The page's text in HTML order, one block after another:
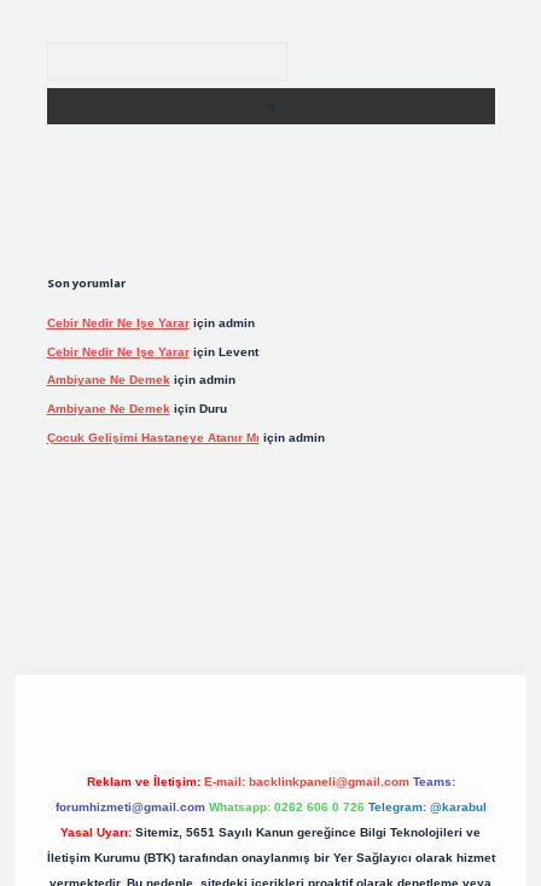
Son yorumlar
Cebir Nedir Ne Işe Yarariçin admin
Cebir Nedir Ne Işe Yarariçin Levent
Ambiyane Ne Demekiçin admin
Ambiyane Ne Demek için Duru
Çocuk Gelişimi Hastaneye Atanır Mı için admin
Reklam ve İletişim: E-mail: backlinkpaneli@gmail.com Teams:
forumhizmeti@gmail.com Whatsapp: 0262 606 0 726 Telegram: @karabul
Yasal Uyarı: Sitemiz, 5651 Sayılı Kanun gereğince Bilgi Teknolojileri ve
İletişim Kurumu (BTK) tarafından onaylanmış bir Yer Sağlayıcı olarak hizmet
vermektedir. Bu nedenle, sitedeki içerikleri proaktif olarak denetleme veya